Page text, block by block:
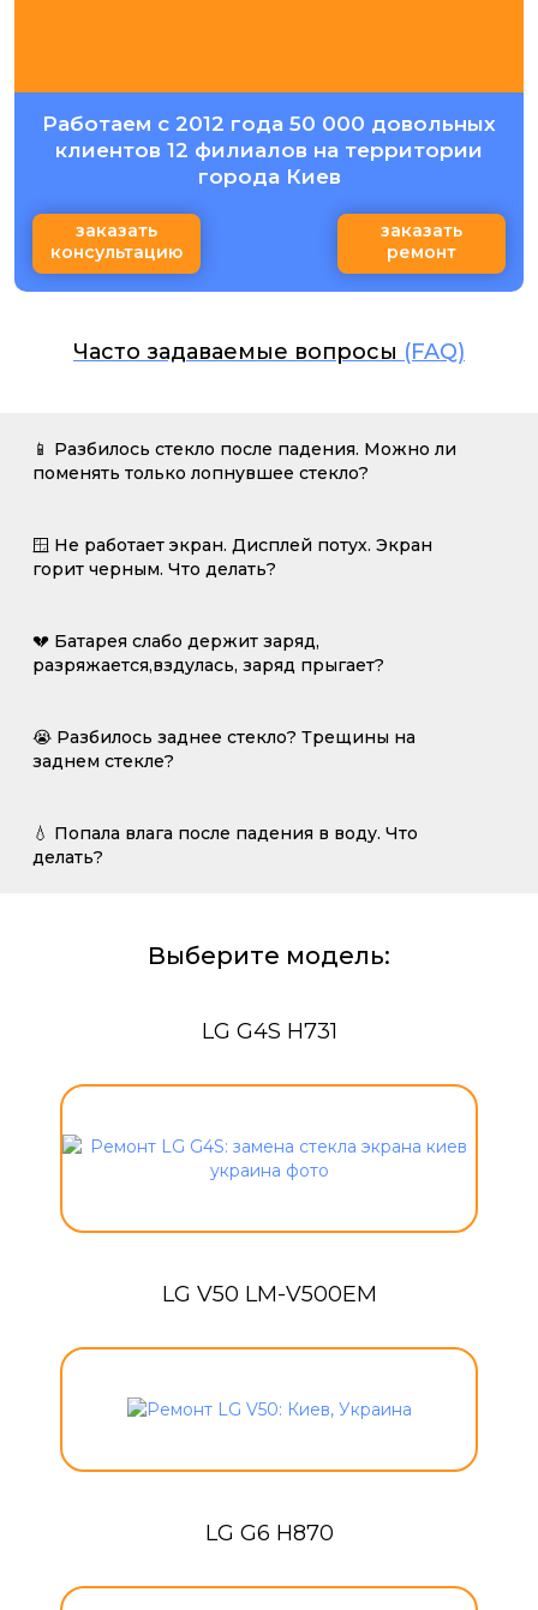
Работаем с 2012 года 50 000 довольных
клиентов 12 филиалов на территории
города Киев
заказать
консультацию
заказать
ремонт
Часто задаваемые вопросы (FAQ)
📱 Разбилось стекло после падения. Можно ли
поменять только лопнувшее стекло?
🪟 Не работает экран. Дисплей потух. Экран
горит черным. Что делать?
💔 Батарея слабо держит заряд,
разряжается,вздулась, заряд прыгает?
😭 Разбилось заднее стекло? Трещины на
заднем стекле?
💧 Попала влага после падения в воду. Что
делать?
Выберите модель:
LG G4S H731
LG V50 LM-V500EM
LG G6 H870